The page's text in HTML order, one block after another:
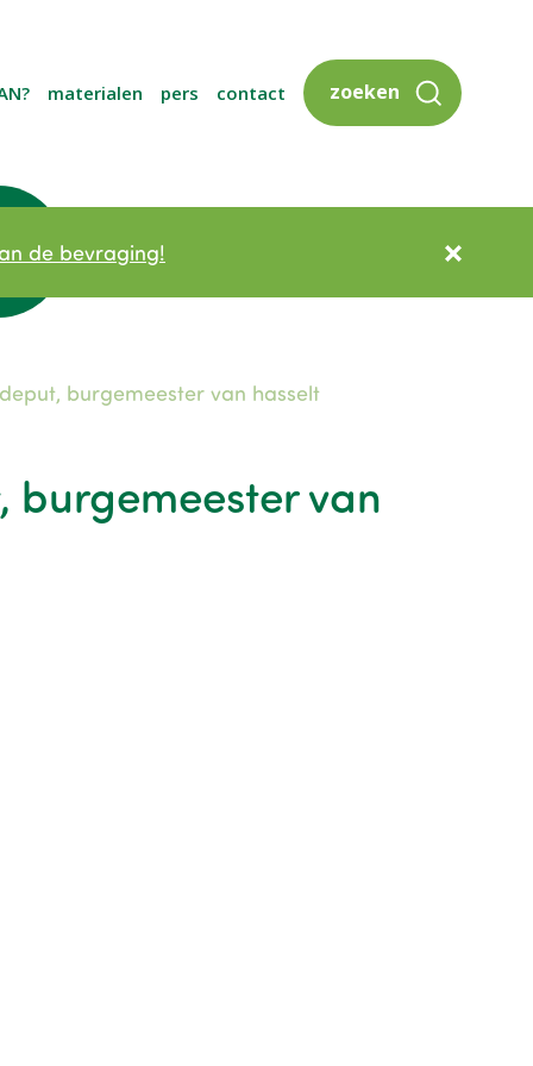
materialen pers contact zoeken
de bevraging!
burgemeester van hasselt
burgemeester van